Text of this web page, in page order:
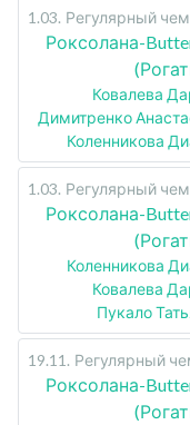
1.03. Регулярный
Роксолана-
Ковалева
Димитренко
Коленникова
1.03. Регулярный
Роксолана-
Коленникова
Ковалева
Пукало
19.11 . Регулярный
Роксолана-